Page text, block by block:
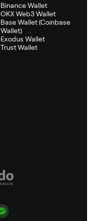
Binance Wallet
OKX Web3 Wallet
Base Wallet (Coinbase
Wallet)
Exodus Wallet
Trust Wallet